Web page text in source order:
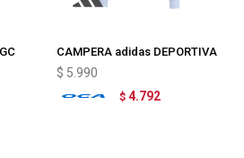
CAMPERA adidas DEPORTIVA
ITALIA
$ 5.990
$ 4.792